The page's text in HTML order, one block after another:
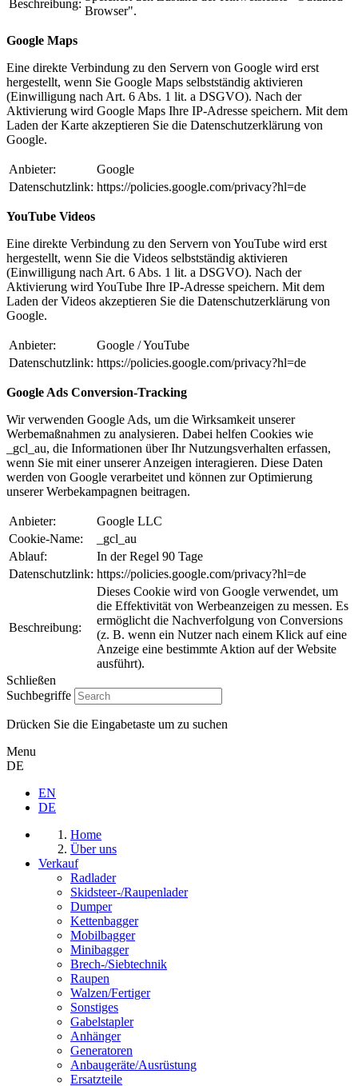
Beschreibung:
Browser".
Google Maps
Eine direkte Verbindung zu den Servern von Google wird erst
hergestellt, wenn Sie Google Maps selbstständig aktivieren
(Einwilligung nach Art. 6 Abs. 1 lit. a DSGVO). Nach der
Aktivierung wird Google Maps Ihre IP-Adresse speichern. Mit dem
Laden der Karte akzeptieren Sie die Datenschutzerklärung von
Google.
Anbieter:
Google
Datenschutzlink: https://policies.google.com/privacy?hl=de
YouTube Videos
Eine direkte Verbindung zu den Servern von YouTube wird erst
hergestellt, wenn Sie die Videos selbstständig aktivieren
(Einwilligung nach Art. 6 Abs. 1 lit. a DSGVO). Nach der
Aktivierung wird YouTube Ihre IP-Adresse speichern. Mit dem
Laden der Videos akzeptieren Sie die Datenschutzerklärung von
Google.
Anbieter:
Google / YouTube
Datenschutzlink: https://policies.google.com/privacy?hl=de
Google Ads Conversion-Tracking
Wir verwenden Google Ads, um die Wirksamkeit unserer
Werbemaßnahmen zu analysieren. Dabei helfen Cookies wie
_gcl_au, die Informationen über Ihr Nutzungsverhalten erfassen,
wenn Sie mit einer unserer Anzeigen interagieren. Diese Daten
werden von Google verarbeitet und können zur Optimierung
unserer Werbekampagnen beitragen.
Anbieter:
Google LLC
Cookie-Name:
_gcl_au
Ablauf:
In der Regel 90 Tage
Datenschutzlink: https://policies.google.com/privacy?hl=de
Beschreibung:
Dieses Cookie wird von Google verwendet, um
die Effektivität von Werbeanzeigen zu messen. Es
ermöglicht die Nachverfolgung von Conversions
(z. B. wenn ein Nutzer nach einem Klick auf eine
Anzeige eine bestimmte Aktion auf der Website
ausführt).
Schließen
Suchbegriffe
Drücken Sie die Eingabetaste um zu suchen
Menu
DE
EN
DE
Home
Über uns
Verkauf
Radlader
Skidsteer-/Raupenlader
Dumper
Kettenbagger
Mobilbagger
Minibagger
Brech-/Siebtechnik
Raupen
Walzen/Fertiger
Sonstiges
Gabelstapler
Anhänger
Generatoren
Anbaugeräte/Ausrüstung
Ersatzteile